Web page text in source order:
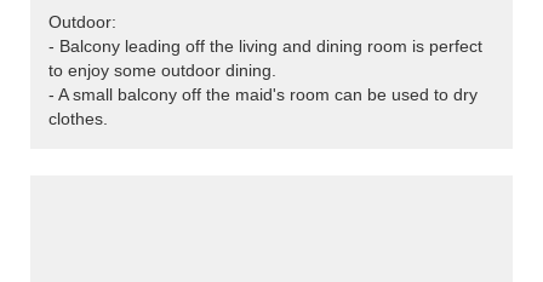
Outdoor:
- Balcony leading off the living and dining room is perfect
to enjoy some outdoor dining.
- A small balcony off the maid's room can be used to dry
clothes.